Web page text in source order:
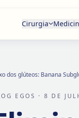
Cirurgia
dos glúteos: Banana
EGOS · 8 DE